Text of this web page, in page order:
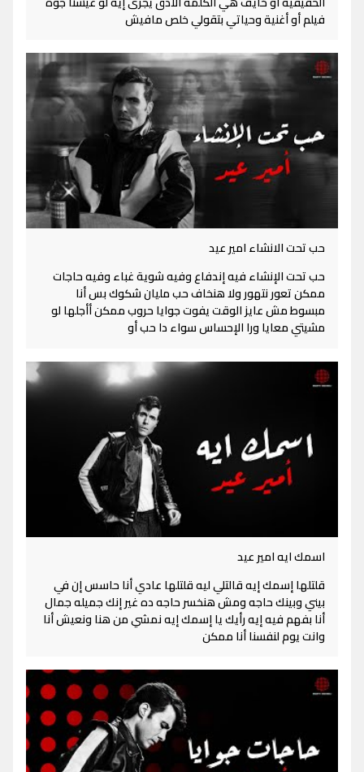
فيلم أو أغنية وحياتي بتقولي خلص مافيش
حب تحت الانشاء امير عيد
حب تحت الإنشاء فيه إندفاع وفيه شوية غباء وفيه حاجات
ممكن تعور نتهور ولا هنخاف حب مليان شكوك بس أنا
مبسوط مش عايز الوقت يفوت جوايا حروب ممكن أأجلها لو
مشيتي معايا ورا الإحساس سواء دا حب أو
اسمك ايه امير عيد
قلتلها إسمك إيه قالتلي ليه قلتلها عادي أنا حاسس إن في
بيني وبينك حاجه ومش هنخسر حاجه ده غير إنك جميله جمال
أنا بفهم فيه إيه رأيك يا إسمك إيه نمشي من هنا ونعيش أنا
وانت يوم لنفسنا أنا ممكن